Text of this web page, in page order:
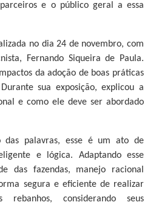
e o público geral a essa
no dia 24 de novembro, com
Fernando Siqueira de Paula.
da adoção de boas práticas
sua exposição, explicou a
e como ele deve ser abordado
das palavras, esse é um ato de
e lógica. Adaptando esse
das fazendas, manejo racional
segura e eficiente de realizar
considerando seus